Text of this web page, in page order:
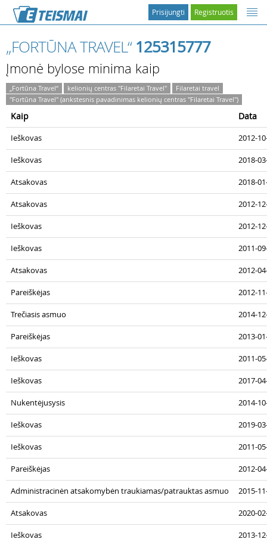
Registruotis
Prisijungti
„FORTŪNA TRAVEL“ 125315777
Įmonė bylose minima kaip
„Fortūna Travel“ kelionių centras "Filaretai Travel"
Filaretai travel
"Fortūna Travel" (ankstesnis pavadinimas kelionių centras "Filaretai Travel")
Kaip Data
Ieškovas 2012-
Ieškovas 2018-
Atsakovas 2018-
Atsakovas 2012-
Ieškovas 2012-
Ieškovas 2011-
Atsakovas 2012-
Pareiškėjas 2012-
Trečiasis asmuo 2014-
Pareiškėjas 2013-
Ieškovas 2011-
Ieškovas 2017-
Nukentėjusysis 2014-
Ieškovas 2019-
Ieškovas 2011-
Pareiškėjas 2012-
Administracinėn atsakomybėn traukiamas/patrauktas asmuo 2015-
Atsakovas 2020-
Ieškovas 2013-